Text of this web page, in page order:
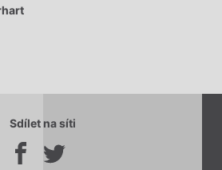
Načítá se.
Sdílet na síti